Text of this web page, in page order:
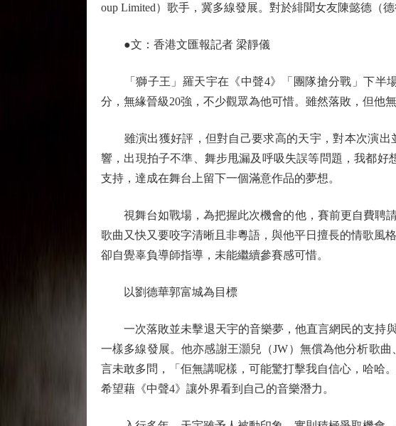
oup Limited）歌手，冀多線發展。對於緋聞女友陳懿德（
●文：香港文匯報記者 梁靜儀
「獅子王」羅天宇在《中聲4》「團隊搶分戰」下半場
分，無緣晉級20強，不少觀眾為他可惜。雖然落敗，但他
雖演出獲好評，但對自己要求高的天宇，對本次演出
響，出現拍子不準、舞步甩漏及呼吸失誤等問題，我都
支持，達成在舞台上留下一個滿意作品的夢想。
視舞台如戰場，為把握此次機會的他，賽前更自費聘請
歌曲又快又要咬字清晰且非粵語，與他平日擅長的情歌風
卻自覺辜負導師指導，未能繼續參賽感可惜。
以劉德華郭富城為目標
一次落敗並未擊退天宇的音樂夢，他直言網民的支持
一樣多線發展。他亦感謝王灝兒（JW）無償為他分析歌
言未敢多問，「佢無講呢樣，可能驚打擊我自信心，哈哈
希望藉《中聲4》讓外界看到自己的音樂潛力。